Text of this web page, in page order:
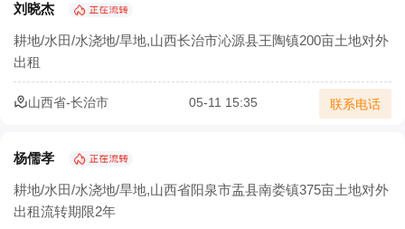
刘晓杰
耕地/水田/水浇地/旱地,山西长治市沁源县王陶镇200亩土地对外
出租
山西省-长治市 05-11 15:35 联系电话
杨儒孝
耕地/水田/水浇地/旱地,山西省阳泉市盂县南娄镇375亩土地对外
出租流转期限2年